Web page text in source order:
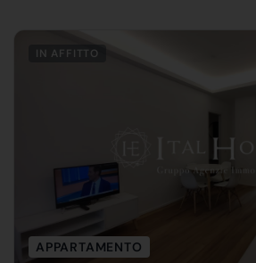
IN AFFITTO
APPARTAMENTO